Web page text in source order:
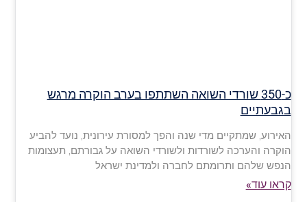
כ-350 שורדי השואה השתתפו בערב הוקרה מרגש
בגבעתיים
האירוע, שמתקיים מדי שנה והפך למסורת עירונית, נועד להביע
הוקרה והערכה לשורדות ולשורדי השואה על גבורתם, תעצומות
הנפש שלהם ותרומתם לחברה ולמדינת ישראל
קראו עוד»